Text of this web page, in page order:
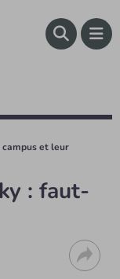
campus et leur
: faut-